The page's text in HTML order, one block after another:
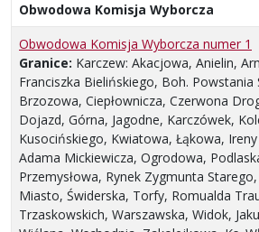
Obwodowa Komisja Wyborcza
Obwodowa Komisja Wyborcza numer 1
Granice: Karczew: Akacjowa, Anielin,
Franciszka Bielińskiego, Boh. Powstania
Brzozowa, Ciepłownicza, Czerwona
Dojazd, Górna, Jagodne, Karczówek,
Kusocińskiego, Kwiatowa, Łąkowa,
Adama Mickiewicza, Ogrodowa,
Przemysłowa, Rynek Zygmunta
Miasto, Świderska, Torfy, Romualda
Trzaskowskich, Warszawska, Widok,